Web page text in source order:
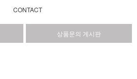
상품문의 게시판